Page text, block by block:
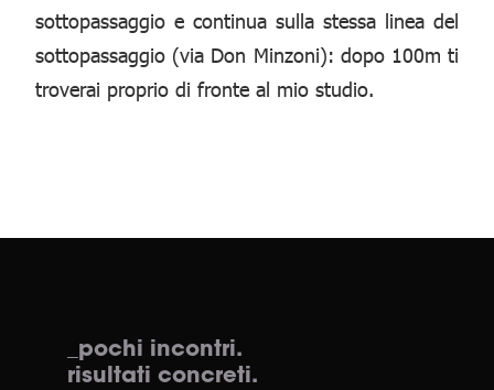
sottopassaggio e continua sulla stessa linea del
sottopassaggio (via Don Minzoni): dopo 100m ti
troverai proprio di fronte al mio studio.
_pochi incontri.
risultati concreti.